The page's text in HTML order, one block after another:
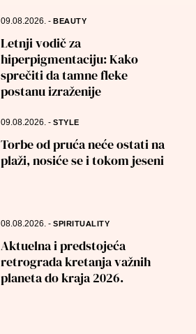
09.08.2026.-BEAUTY
Letnji vodič za
hiperpigmentaciju: Kako
sprečiti da tamne fleke
postanu izraženije
09.08.2026.-STYLE
Torbe od pruća neće ostati na
plaži, nosiće se i tokom jeseni
08.08.2026.-SPIRITUALITY
Aktuelna i predstojeća
retrograda kretanja važnih
planeta do kraja 2026.